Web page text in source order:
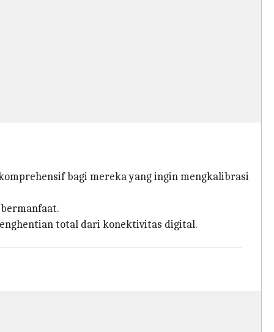
bagi mereka yang ingin mengkalibrasi
total dari konektivitas digital.